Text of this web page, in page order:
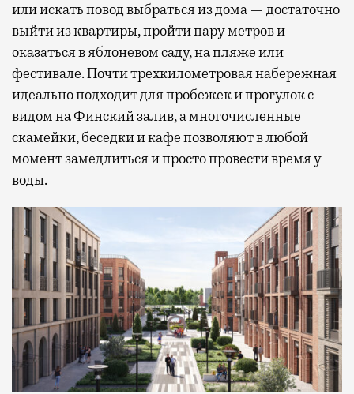
или искать повод выбраться из дома — достаточно
выйти из квартиры, пройти пару метров и
оказаться в яблоневом саду, на пляже или
фестивале. Почти трехкилометровая набережная
идеально подходит для пробежек и прогулок с
видом на Финский залив, а многочисленные
скамейки, беседки и кафе позволяют в любой
момент замедлиться и просто провести время у
воды.